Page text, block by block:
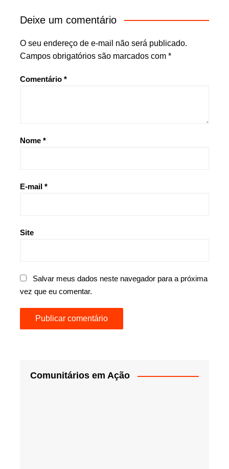
Deixe um comentário
O seu endereço de e-mail não será publicado.
Campos obrigatórios são marcados com *
Comentário *
Nome *
E-mail *
Site
Salvar meus dados neste navegador para a próxima
vez que eu comentar.
Comunitários em Ação